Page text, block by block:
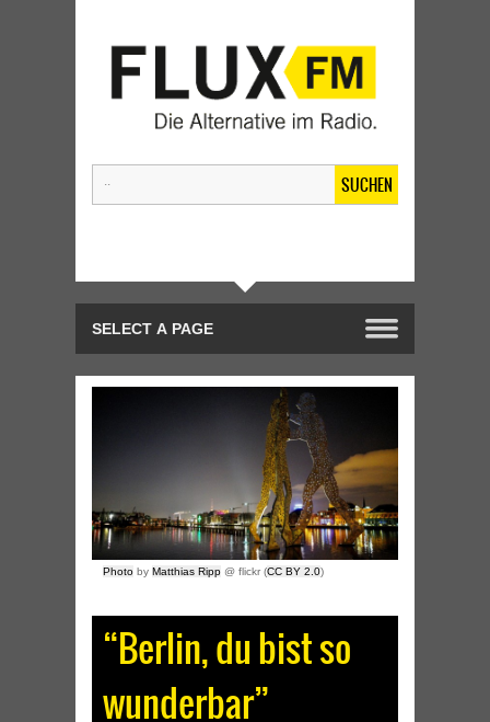
SUCHEN
Photo by Matthias Ripp @ flickr (CC BY 2.0)
“Berlin, du bist so
wunderbar”